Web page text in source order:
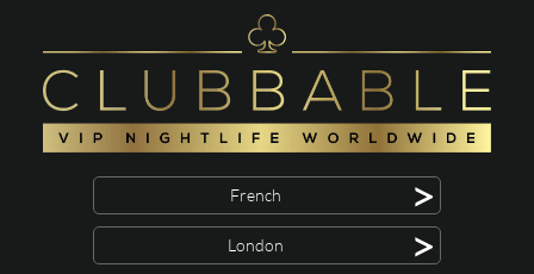
French >
London >